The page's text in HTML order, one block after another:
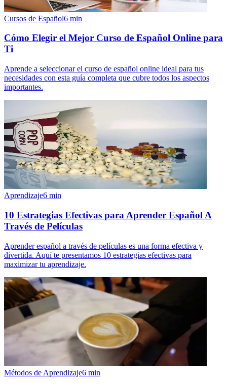
Cursos de Español6 min
Cómo Elegir el Mejor Curso de Español Online para
Ti
Aprende a seleccionar el curso de español online ideal para tus
necesidades con esta guía completa que cubre todos los aspectos
importantes.
Aprendizaje6 min
10 Estrategias Efectivas para Aprender Español A
Través de Películas
Aprender español a través de películas es una forma efectiva y
divertida. Aquí te presentamos 10 estrategias efectivas para
maximizar tu aprendizaje.
Métodos de Aprendizaje6 min